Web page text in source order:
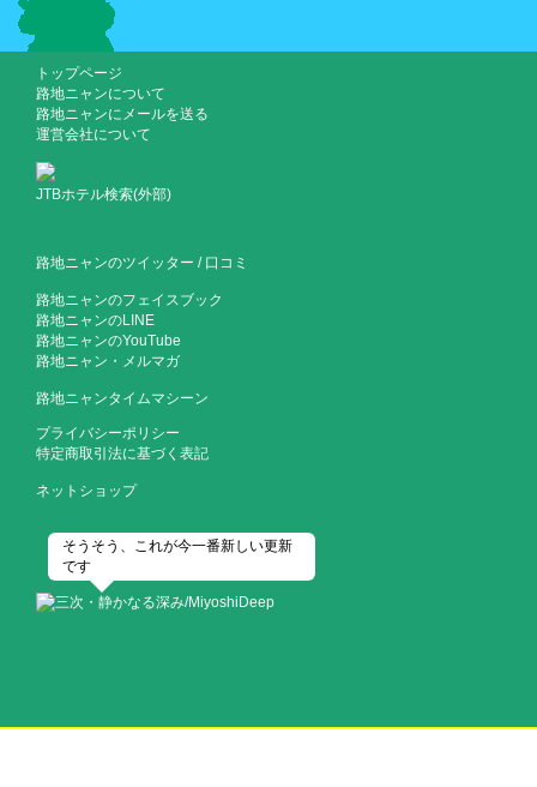
トップページ
路地ニャンについて
路地ニャンにメールを送る
運営会社について
JTBホテル検索(外部)
路地ニャンのツイッター / 口コミ
路地ニャンのフェイスブック
路地ニャンのLINE
路地ニャンのYouTube
路地ニャン・メルマガ
路地ニャンタイムマシーン
プライバシーポリシー
特定商取引法に基づく表記
ネットショップ
そうそう、これが今一番新しい更新
です